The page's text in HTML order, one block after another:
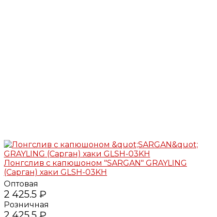
Лонгслив с капюшоном "SARGAN" GRAYLING
(Сарган) хаки GLSH-03KH
Оптовая
2 425.5 ₽
Розничная